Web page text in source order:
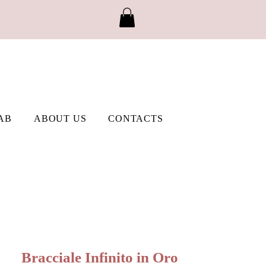
ABOUT US CONTACTS
Bracciale Infinito in Oro